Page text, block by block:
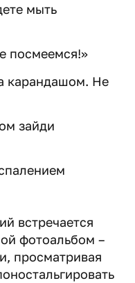
мыть
посмеемся!»
карандашом. Не
зайди
встречается
фотоальбом –
просматривая